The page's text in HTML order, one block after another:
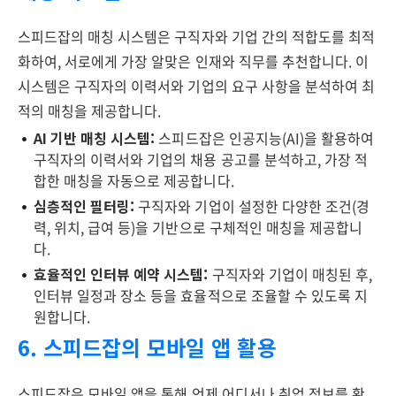
스피드잡의 매칭 시스템은 구직자와 기업 간의 적합도를 최적
화하여, 서로에게 가장 알맞은 인재와 직무를 추천합니다. 이
시스템은 구직자의 이력서와 기업의 요구 사항을 분석하여 최
적의 매칭을 제공합니다.
AI 기반 매칭 시스템: 스피드잡은 인공지능(AI)을 활용하여
구직자의 이력서와 기업의 채용 공고를 분석하고, 가장 적
합한 매칭을 자동으로 제공합니다.
심층적인 필터링: 구직자와 기업이 설정한 다양한 조건(경
력, 위치, 급여 등)을 기반으로 구체적인 매칭을 제공합니
다.
효율적인 인터뷰 예약 시스템: 구직자와 기업이 매칭된 후,
인터뷰 일정과 장소 등을 효율적으로 조율할 수 있도록 지
원합니다.
6. 스피드잡의 모바일 앱 활용